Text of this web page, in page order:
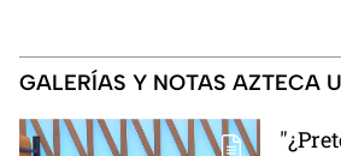
GALERÍAS Y NOTAS AZTECA